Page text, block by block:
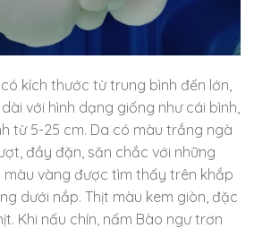
kích thước từ trung bình đến lớn,
với hình dạng giống như cái bình,
từ 5-25 cm. Da có màu trắng ngà
đầy đặn, săn chắc với những
màu vàng được tìm thấy trên khắp
dưới nắp. Thịt màu kem giòn, đặc
Khi nấu chín, nấm Bào ngư trơn